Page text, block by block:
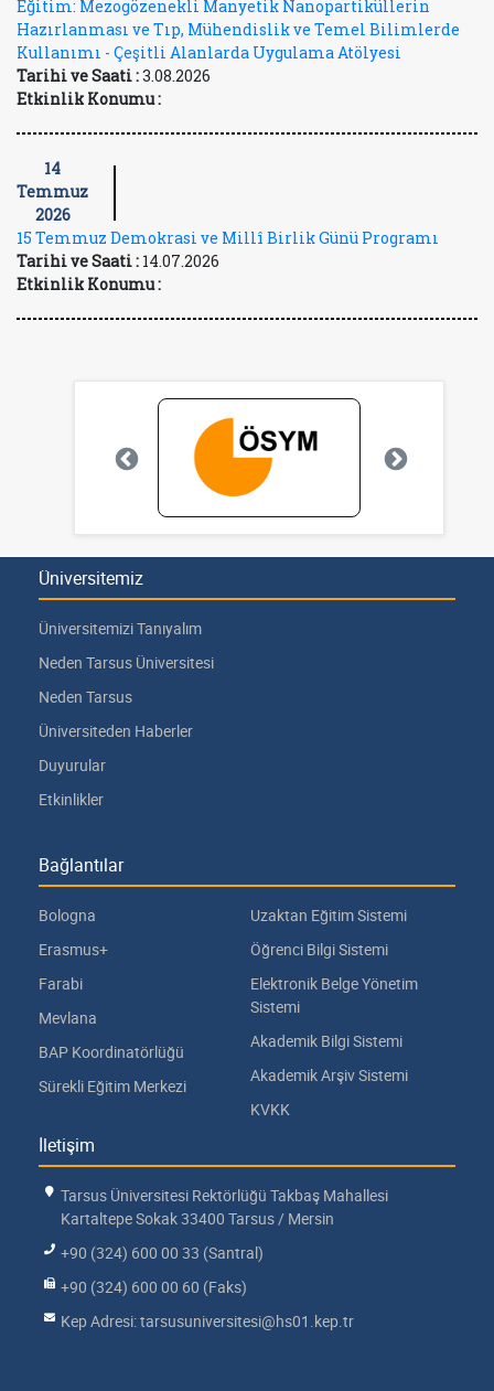
Eğitim: Mezogözenekli Manyetik Nanopartiküllerin
Hazırlanması ve Tıp, Mühendislik ve Temel Bilimlerde
Kullanımı - Çeşitli Alanlarda Uygulama Atölyesi
Tarihi ve Saati :3.08.2026
Etkinlik Konumu :
14
Temmuz
2026
15 Temmuz Demokrasi ve Millî Birlik Günü Programı
Tarihi ve Saati : 14.07.2026
Etkinlik Konumu :
Üniversitemiz
Üniversitemizi Tanıyalım
Neden Tarsus Üniversitesi
Neden Tarsus
Üniversiteden Haberler
Duyurular
Etkinlikler
Bağlantılar
Bologna
Erasmus+
Farabi
Mevlana
BAP Koordinatörlüğü
Sürekli Eğitim Merkezi
Uzaktan Eğitim Sistemi
Öğrenci Bilgi Sistemi
Elektronik Belge Yönetim
Sistemi
Akademik Bilgi Sistemi
Akademik Arşiv Sistemi
KVKK
İletişim
Tarsus Üniversitesi Rektörlüğü Takbaş Mahallesi
Kartaltepe Sokak 33400 Tarsus / Mersin
+90 (324) 600 00 33 (Santral)
+90 (324) 600 00 60 (Faks)
Kep Adresi: tarsusuniversitesi@hs01.kep.tr